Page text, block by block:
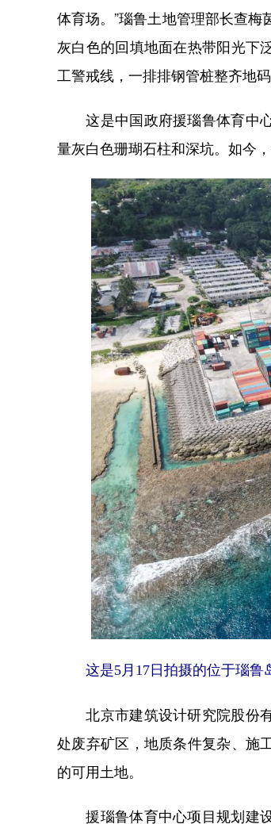
体育场。”瑙鲁土地管理部长查梅
灰白色的回填地面在热带阳光下
工警戒线，一排排钢管桩整齐地码
这是中国政府援瑙鲁体育中心
量灰白色珊瑚石柱和深坑。如今
这是5月17日拍摄的位于瑙鲁
北京市建筑设计研究院股份有
处废弃矿区，地质条件复杂、施
的可用土地。
援瑙鲁体育中心项目规划建设